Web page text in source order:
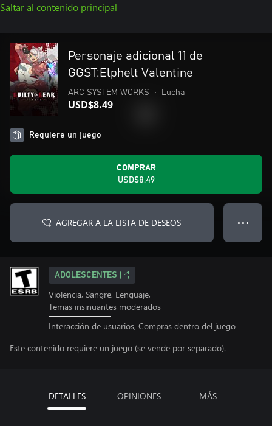
Saltar al contenido principal
Personaje adicional 11 de
GGST:Elphelt Valentine
ARC SYSTEM WORKS • Lucha
USD$8.49
Requiere un juego
COMPRAR
USD$8.49
AGREGAR A LA LISTA DE DESEOS ● ● ●
ADOLESCENTES
Violencia, Sangre, Lenguaje,
Temas insinuantes moderados
Interacción de usuarios, Compras dentro del juego
Este contenido requiere un juego (se vende por separado).
DETALLES OPINIONES MÁS